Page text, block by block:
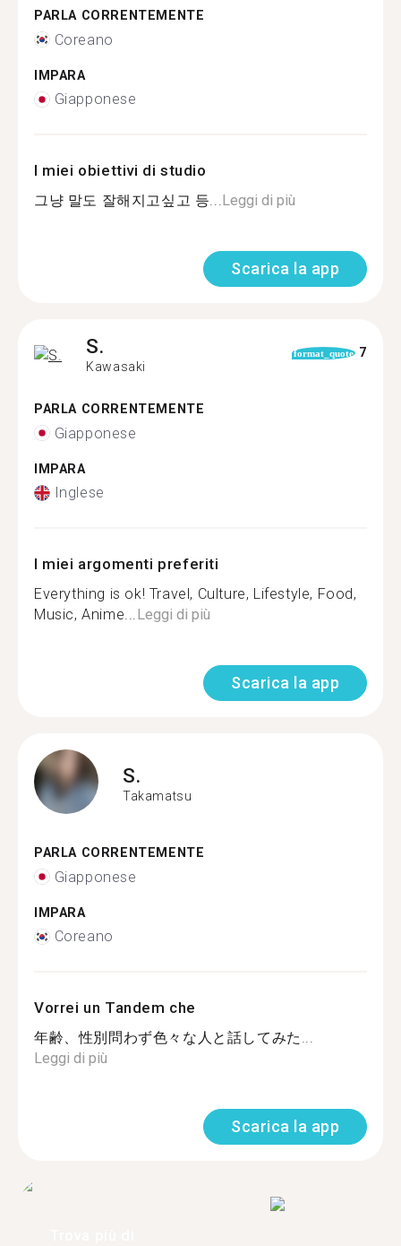
PARLA CORRENTEMENTE
Coreano
IMPARA
Giapponese
I miei obiettivi di studio
그냥 말도 잘해지고싶고 등...Leggi di più
Scarica la app
S.
Kawasaki
format_quote 7
PARLA CORRENTEMENTE
Giapponese
IMPARA
Inglese
I miei argomenti preferiti
Everything is ok! Travel, Culture, Lifestyle, Food,
Music, Anime...Leggi di più
Scarica la app
S.
Takamatsu
PARLA CORRENTEMENTE
Giapponese
IMPARA
Coreano
Vorrei un Tandem che
年齢、性別問わず色々な人と話してみた...
Leggi di più
Scarica la app